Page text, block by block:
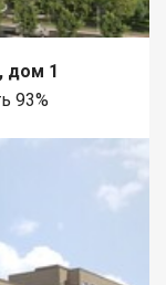
дом 1
93%